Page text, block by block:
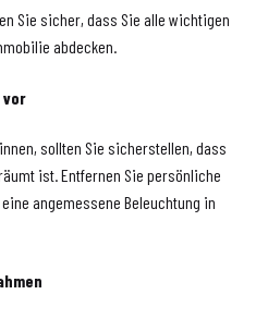
Sie sicher, dass Sie alle wichtigen
abdecken.
vor
sollten Sie sicherstellen, dass
ist. Entfernen Sie persönliche
angemessene Beleuchtung in